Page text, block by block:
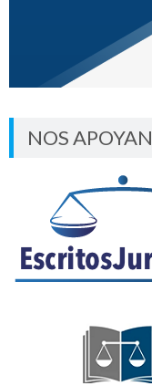
NOS APOYAN